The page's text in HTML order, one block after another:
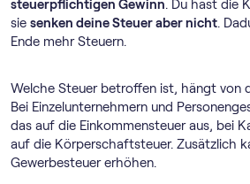
steuerpflichtigen Gewinn. Du hast die
sie senken deine Steuer aber nicht.
Ende mehr Steuern.
Welche Steuer betroffen ist, hängt von
Bei Einzelunternehmern und
das auf die Einkommensteuer aus, bei
auf die Körperschaftsteuer. Zusätzlich
Gewerbesteuer erhöhen.